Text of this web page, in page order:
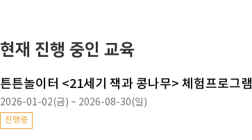
현재 진행 중인 교육
튼튼놀이터 <21세기 잭과 콩나무> 체험프로그램
2026-01-02(금) ~ 2026-08-30(일)
진행중